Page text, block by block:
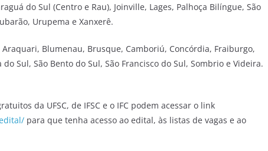
do Sul (Centro e Rau), Joinville, Lages, Palhoça Bilíngue, São
Urupema e Xanxerê.
Blumenau, Brusque, Camboriú, Concórdia, Fraiburgo,
Sul, São Bento do Sul, São Francisco do Sul, Sombrio e Videira.
da UFSC, de IFSC e o IFC podem acessar o link
para que tenha acesso ao edital, às listas de vagas e ao